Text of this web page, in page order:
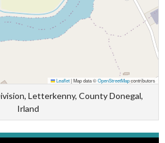
Leaflet|Map data ©OpenStreetMapcontributors
Letterkenny, County Donegal,
Irland